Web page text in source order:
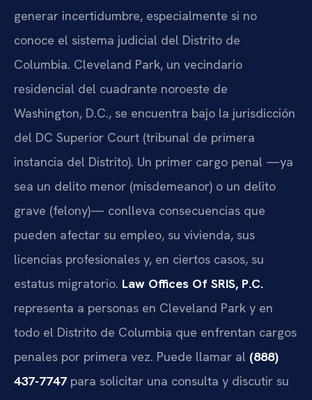
generar incertidumbre, especialmente si no
conoce el sistema judicial del Distrito de
Columbia. Cleveland Park, un vecindario
residencial del cuadrante noroeste de
Washington, D.C., se encuentra bajo la jurisdicción
del DC Superior Court (tribunal de primera
instancia del Distrito). Un primer cargo penal —ya
sea un delito menor (misdemeanor) o un delito
grave (felony)— conlleva consecuencias que
pueden afectar su empleo, su vivienda, sus
licencias profesionales y, en ciertos casos, su
estatus migratorio. Law Offices Of SRIS, P.C.
representa a personas en Cleveland Park y en
todo el Distrito de Columbia que enfrentan cargos
penales por primera vez. Puede llamar al (888)
437-7747 para solicitar una consulta y discutir su